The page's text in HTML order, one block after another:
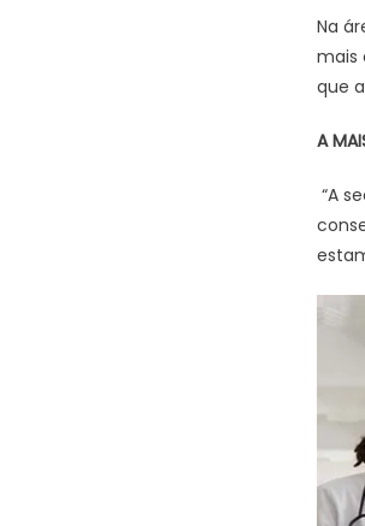
Na
mais
que
A
“A